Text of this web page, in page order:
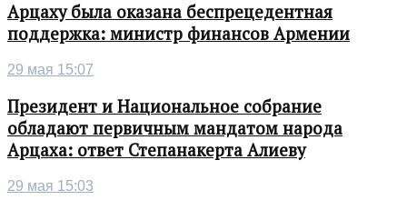
Арцаху была оказана беспрецедентная
поддержка: министр финансов Армении
29 мая 15:07
Президент и Национальное собрание
обладают первичным мандатом народа
Арцаха: ответ Степанакерта Алиеву
29 мая 15:03